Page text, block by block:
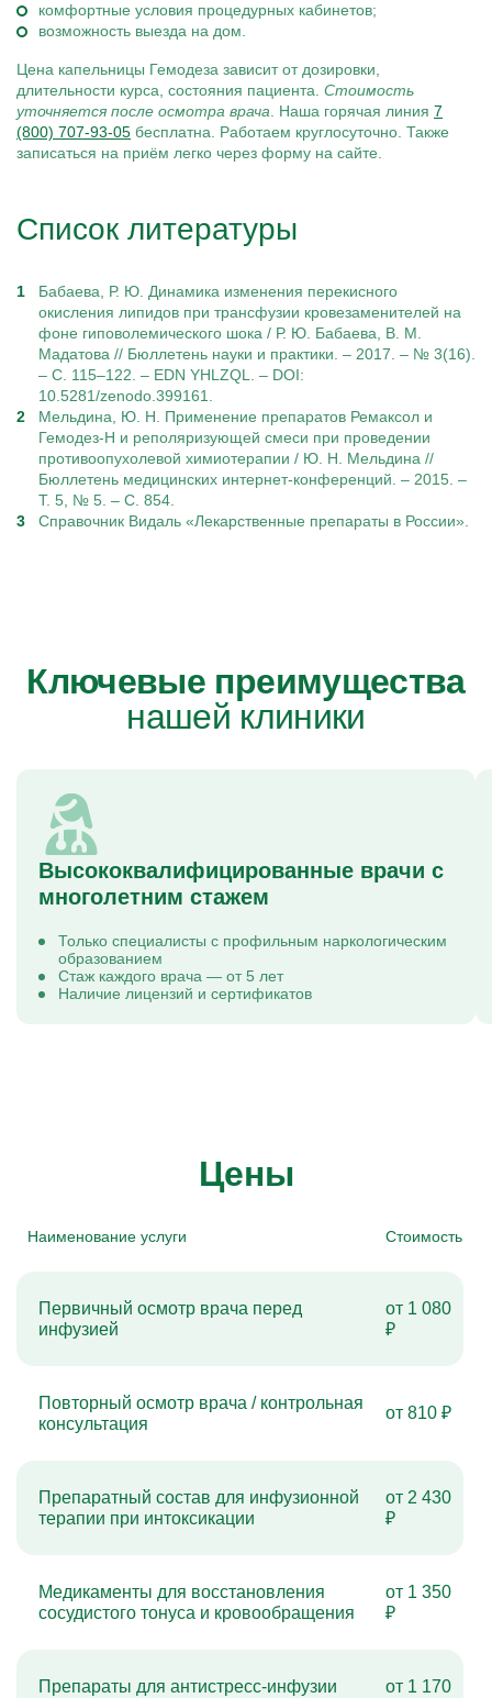
комфортные условия процедурных кабинетов;
возможность выезда на дом.
Цена капельницы Гемодеза зависит от дозировки,
длительности курса, состояния пациента. Стоимость
уточняется после осмотра врача . Наша горячая линия 7
(800) 707-93-05 бесплатна. Работаем круглосуточно. Также
записаться на приём легко через форму на сайте.
Список литературы
Бабаева, Р. Ю. Динамика изменения перекисного
окисления липидов при трансфузии кровезаменителей на
фоне гиповолемического шока / Р. Ю. Бабаева, В. М.
Мадатова // Бюллетень науки и практики. – 2017. – № 3(16).
– С. 115–122. – EDN YHLZQL. – DOI:
10.5281/zenodo.399161.
Мельдина, Ю. Н. Применение препаратов Ремаксол и
Гемодез-Н и реполяризующей смеси при проведении
противоопухолевой химиотерапии / Ю. Н. Мельдина //
Бюллетень медицинских интернет-конференций. – 2015. –
Т. 5, № 5. – С. 854.
Справочник Видаль «Лекарственные препараты в России».
Ключевые преимущества
нашей клиники
Высококвалифицированные врачи с
многолетним стажем
Только специалисты с профильным наркологическим
образованием
Стаж каждого врача — от 5 лет
Наличие лицензий и сертификатов
Цены
Наименование услуги Стоимость
Первичный осмотр врача перед
инфузией
от 1 080
₽
Повторный осмотр врача / контрольная
консультация
от 810 ₽
Препаратный состав для инфузионной
терапии при интоксикации
от 2 430
₽
Медикаменты для восстановления
сосудистого тонуса и кровообращения
от 1 350
₽
Препараты для антистресс-инфузии
от 1 170